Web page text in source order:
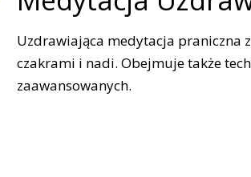
Uzdrawiająca medytacja praniczna
czakrami i nadi. Obejmuje także
zaawansowanych.